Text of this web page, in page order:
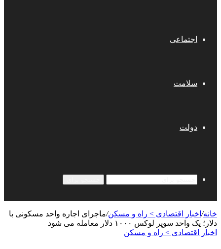
اجتماعی
سلامت
دولت
خانه/ اخبار اقتصادی > راه و مسکن/ماجرای اجاره واحد مسکونی با
دلار؛ یک واحد سوپر لوکس ۱۰۰۰ دلار معامله‌ می شود
اخبار اقتصادی > راه و مسکن